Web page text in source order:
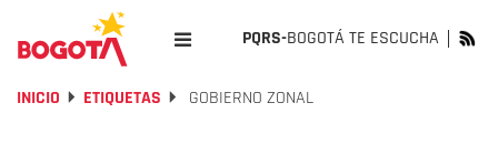
PQRS-BOGOTÁ TE ESCUCHA
INICIO ETIQUETAS GOBIERNO ZONAL